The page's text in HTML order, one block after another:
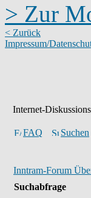
> Zur
< Zurück
Impressum/
Internet-
FAQ Suchen
Inntram-Forum
Suchabfrage